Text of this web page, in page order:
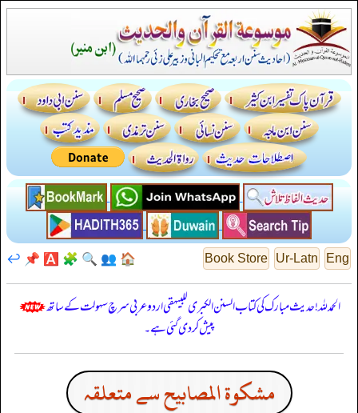
Eng
Ur-Latn
Book Store
🏠
👥
🔍
🧩
🅰️
📌
↩️
الحمدللہ! حدیث مبارک کی کتاب السنن الكبرى للبيهقي اردو عربی سرچ سہولت کے ساتھ
پیش کر دی گئی ہے۔
مشكوة المصابيح سے متعلقہ